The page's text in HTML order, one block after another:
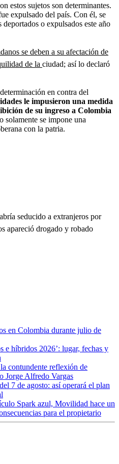
estos sujetos son determinantes.
expulsado del país. Con él, se
o expulsados este año
se deben a su afectación de
de la ciudad; así lo declaró
en contra del
le impusieron una medida
de su ingreso a Colombia
solamente se impone una
con la patria.
seducido a extranjeros por
apareció drogado y robado
en Colombia durante julio de
e híbridos 2026’: lugar, fechas y
contundente reflexión de
Jorge Alfredo Vargas
7 de agosto: así operará el plan
Spark azul, Movilidad hace un
para el propietario